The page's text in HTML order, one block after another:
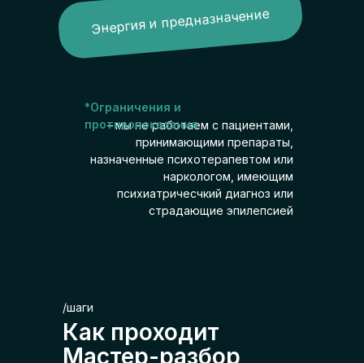
Энергия и предназначение
-
–мы не работаем с пациентами,
принимающими препараты,
назначенные психотерапевтом или
наркологом, имеющим
психиатричесчкий диагноз или
страдающие эпилепсией
*Ограничения и
противопоказания
Как проходит
Мастер-разбор
/шаги